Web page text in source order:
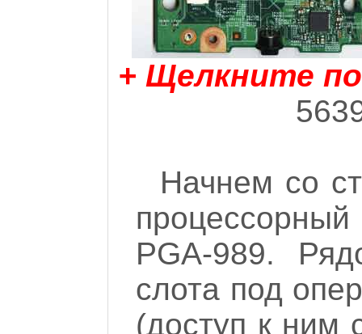
+ Щелкните
Начнем со
PGA-989.
слота под
(доступ к ним